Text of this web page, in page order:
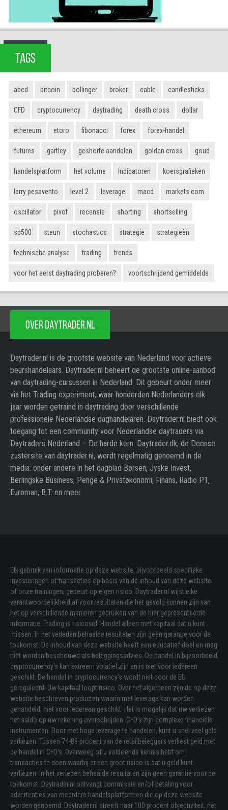
TAGS
abcd bitcoin bollinger broker cable candlesticks
CFD cryptocurrency daytrading death cross dollar
ethereum etoro fibonacci forex forex-handel
futures gartley geshorte aandelen golden cross goud
handelsplatform het volume indicatoren koersgrafieken
larry pesavento level 2 leverage macd markets.com
oscillator pivot recensie shorting shortselling
sp500 steun stochastics strategie strategieën
technische analyse trading trends
voor het eerst daytrading proberen? voortschrijdend gemiddelde
OVER DAYTRADER.NL
Daytrader.nl is de grootste website van Nederland voor actieve
beurshandelaars. Daytrader.nl beheert de grootste online-aanbod
van daytrading-cursussen in Nederland. Dit gebeurt onder meer
via het Trading experiment, waar honderden Nederlanders elk
jaar worden getraind in daytrading door verschillende
professionele Nederlandse daghandelaren. Daytrader.nl biedt ook
toegang tot een community voor Nederlandse daytraders via
Daytraders Nederland – De harde kern. Daytrader.dk, de Deense
zustersite van daytrader.nl, wordt regelmatig genoemd in de
media: onder andere in het dagblad Børsen, Jyske Invest,
Berlingske Business, Penge & Privatøkonomi, Finans, Radio P1,
Euroman, B.T. en meer.
Elk gebruik van informatie op deze website, bijvoorbeeld specifieke
investeringen of transacties op basis van de inhoud van deze website
of onze trainingen, gebeurt op eigen risico. Daytrader.nl wijst elke
verantwoordelijkheid af voor resultaten die het gevolg kunnen zijn van
het op verschillende manieren gebruiken van de hier gepresenteerde
informatie. Trading is risicovol. Handel alleen met kapitaal dat u kunt
missen. In het verleden behaalde resultaten zijn geen garantie voor de
toekomst. De inhoud van deze website heeft een educatief doel en mag
niet worden beschouwd als beleggingsadvies. De handel in bijvoorbeeld
cryptocurrency's kan extreem volatiel zijn en is niet voor iedereen
geschikt. De handel in cryptocurrency's wordt niet door de EU
gereguleerd. Uw kapitaal loopt risico. Over het algemeen zijn de op deze
website beschreven producten waarin met leverage kan worden
gehandeld, niet voor iedereen geschikt. Het is mogelijk dat uw verliezen
het saldo op uw rekening overschrijden. CFD's zijn complexe financiële
instrumenten. Door met hoge leverage te handelen, kunt u snel veel geld
verliezen. Tussen 74-89 procent van de retailbeleggers verliest geld met
de handel in CFD's. Overweeg of u voldoende kennis hebt om
transacties te doen waarbij er een groot risico is dat u geld kunt
verliezen. In het verleden behaalde resultaten zijn geen garantie voor de
toekomst. Daytrader.nl ontvangt commissie en/of betaling voor
advertenties van meerdere handelsplatformen die op deze website
worden genoemd. Daytrader.nl streeft naar 100 procent objectiviteit, net